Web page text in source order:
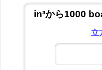
in³から1000
立